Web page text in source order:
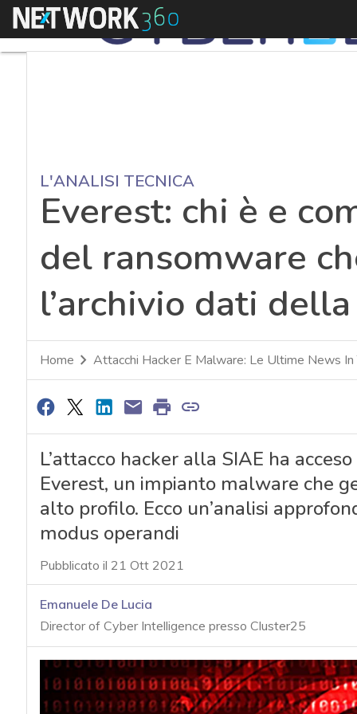
Menu
L'ANALISI TECNICA
Everest: chi è e
del ransomware
l’archivio dati
Home Attacchi Hacker E Malware: Le Ultime News
L’attacco hacker alla SIAE ha
Everest, un impianto malware che
alto profilo. Ecco un’analisi
modus operandi
Pubblicato il 21 Ott 2021
Emanuele De Lucia
Director of Cyber Intelligence presso Cluster25